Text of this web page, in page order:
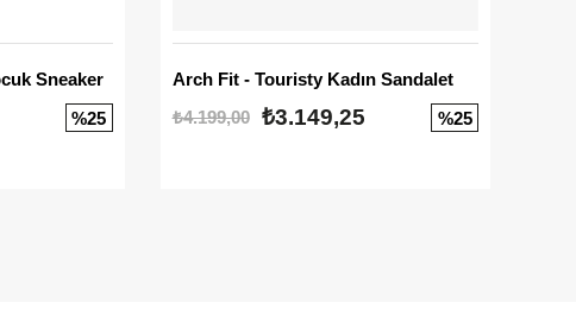
Sneaker
%25
Arch Fit - Touristy Kadın Sandalet
₺4.199,00
₺3.149,25 %25